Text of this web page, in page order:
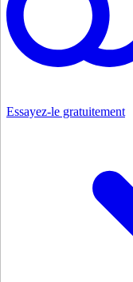
Essayez-le gratuitement